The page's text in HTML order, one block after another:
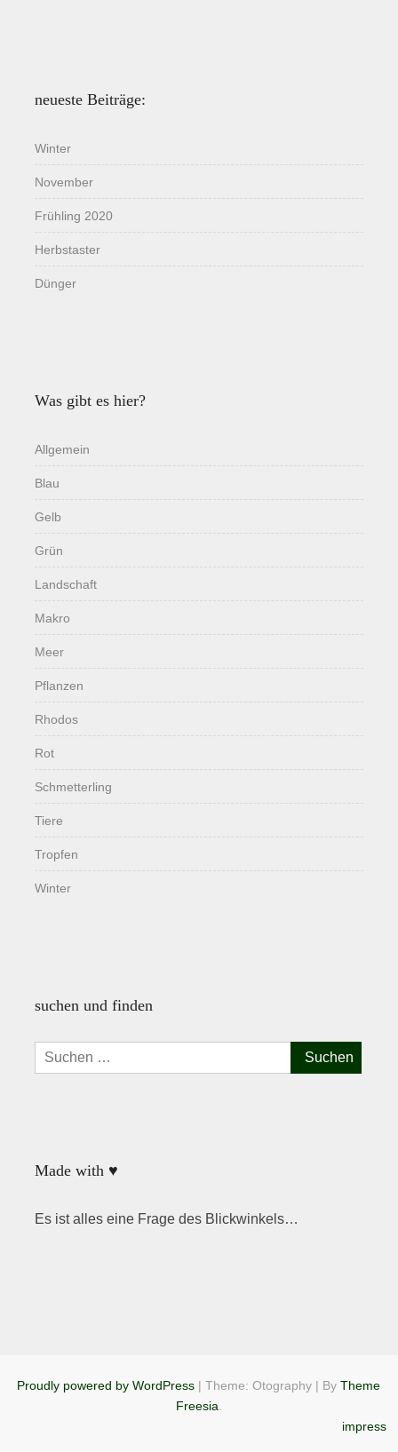
neueste Beiträge:
Winter
November
Frühling 2020
Herbstaster
Dünger
Was gibt es hier?
Allgemein
Blau
Gelb
Grün
Landschaft
Makro
Meer
Pflanzen
Rhodos
Rot
Schmetterling
Tiere
Tropfen
Winter
suchen und finden
Suchen
nach:
Made with ♥
Es ist alles eine Frage des Blickwinkels…
Proudly powered by WordPress |Theme: Otography | ByTheme
Freesia
impress